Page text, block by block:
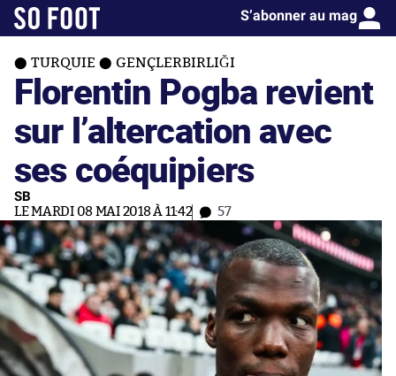
S’abonner au mag
TURQUIE GENÇLERBIRLIĞI
Florentin Pogba revient
sur l’altercation avec
ses coéquipiers
SB
LE MARDI 08 MAI 2018 À 11:42 57